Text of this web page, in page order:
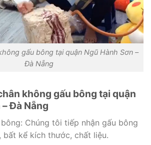
gấu bông tại quận Ngũ Hành Sơn –
Đà Nẵng
không gấu bông tại quận
Đà Nẵng
Chúng tôi tiếp nhận gấu bông
bất kể kích thước, chất liệu.